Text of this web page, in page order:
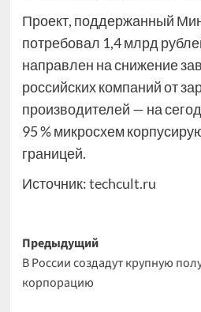
Проект, поддержанный
потребовал 1,4 млрд
направлен на снижение
российских компаний от
производителей — на
95 % микросхем
границей.
Источник:techcult.ru
Навигация
записи
Предыдущий
В России создадут крупную
корпорацию